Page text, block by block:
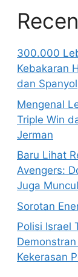
300.000
Kebakaran
dan Spanyol
Mengenal
Triple Win
Jerman
Baru Lihat
Avengers:
Juga
Sorotan
Polisi Israel
Kekerasan